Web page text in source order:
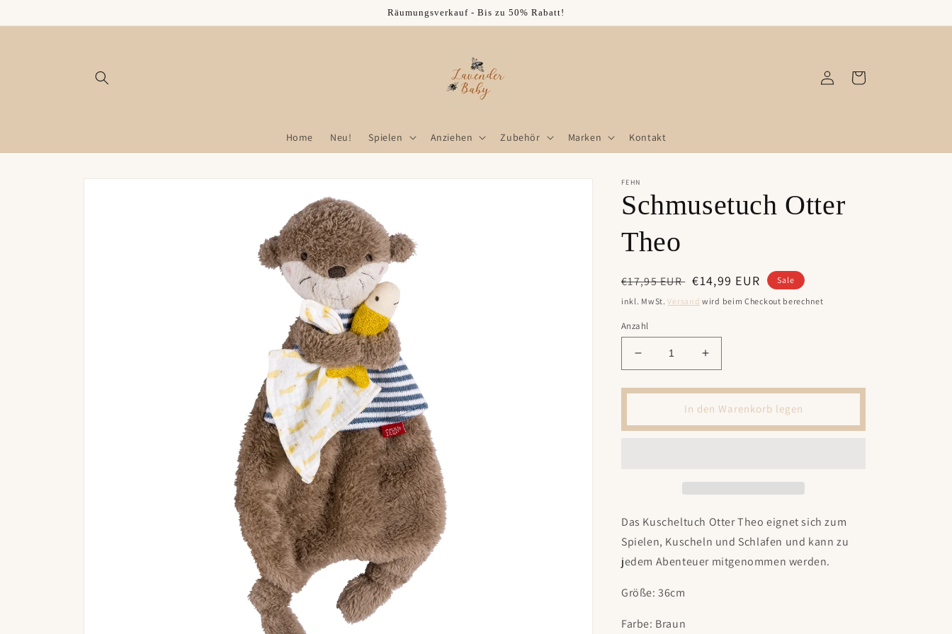
Inhalt
Räumungsverkauf - Bis zu 50% Rabatt!
Home Neu! Spielen Anziehen Zubehör Marken Kontakt
EinloggenWarenkorb
FEHN
Schmusetuch Otter
Theo
Normaler
Preis
€17,95 EUR Verkaufspreis
€14,99 EUR
Sale
inkl. MwSt.Versand wird beim Checkout berechnet
Anzahl
Verringere
die
Menge
Otter
Erhöhe
die
Menge
für
Otter
In den Warenkorb legen
Das Kuscheltuch Otter Theo eignet sich zum
Spielen, Kuscheln und Schlafen und kann zu
jedem Abenteuer mitgenommen werden.
Größe: 36cm
Farbe: Braun